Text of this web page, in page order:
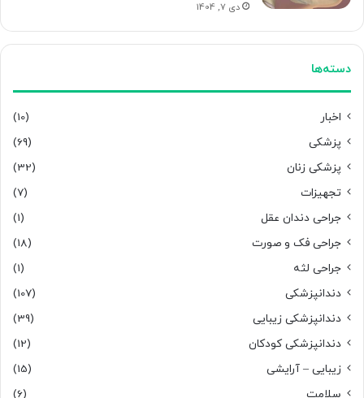
دی 7, 1404
دسته‌ها
اخبار
(10)
پزشکی
(69)
پزشکی زنان
(32)
تجهیزات
(7)
جراحی دندان عقل
(1)
جراحی فک و صورت
(18)
جراحی لثه
(1)
دندانپزشکی
(107)
دندانپزشکی زیبایی
(39)
دندانپزشکی کودکان
(12)
زیبایی – آرایشی
(15)
سلامت
(6)